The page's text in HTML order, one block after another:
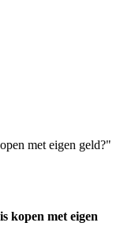
met eigen geld?"
kopen met eigen